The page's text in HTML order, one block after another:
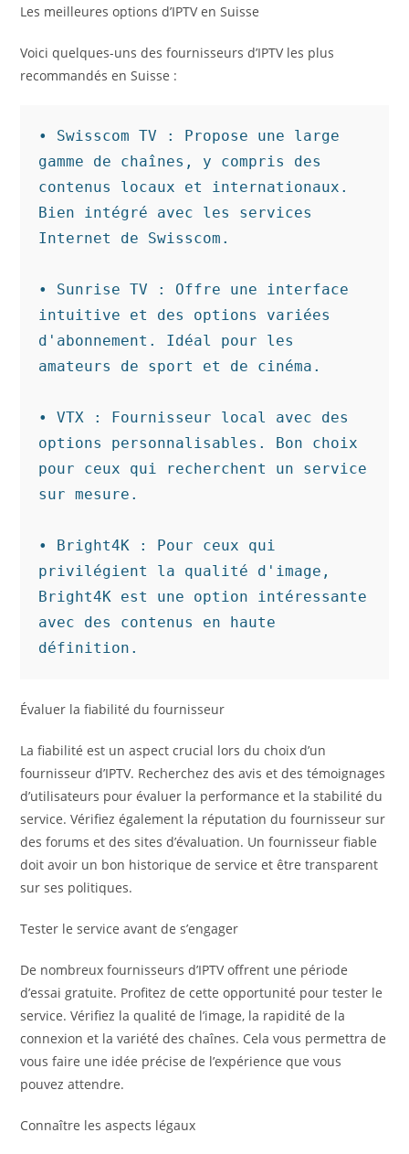
Les meilleures options d’IPTV en Suisse
Voici quelques-uns des fournisseurs d’IPTV les plus
recommandés en Suisse :
• Swisscom TV : Propose une large
gamme de chaînes, y compris des
contenus locaux et internationaux.
Bien intégré avec les services
Internet de Swisscom.
• Sunrise TV : Offre une interface
intuitive et des options variées
d'abonnement. Idéal pour les
amateurs de sport et de cinéma.
• VTX : Fournisseur local avec des
options personnalisables. Bon choix
pour ceux qui recherchent un service
sur mesure.
• Bright4K : Pour ceux qui
privilégient la qualité d'image,
Bright4K est une option intéressante
avec des contenus en haute
définition.
Évaluer la fiabilité du fournisseur
La fiabilité est un aspect crucial lors du choix d’un
fournisseur d’IPTV. Recherchez des avis et des témoignages
d’utilisateurs pour évaluer la performance et la stabilité du
service. Vérifiez également la réputation du fournisseur sur
des forums et des sites d’évaluation. Un fournisseur fiable
doit avoir un bon historique de service et être transparent
sur ses politiques.
Tester le service avant de s’engager
De nombreux fournisseurs d’IPTV offrent une période
d’essai gratuite. Profitez de cette opportunité pour tester le
service. Vérifiez la qualité de l’image, la rapidité de la
connexion et la variété des chaînes. Cela vous permettra de
vous faire une idée précise de l’expérience que vous
pouvez attendre.
Connaître les aspects légaux